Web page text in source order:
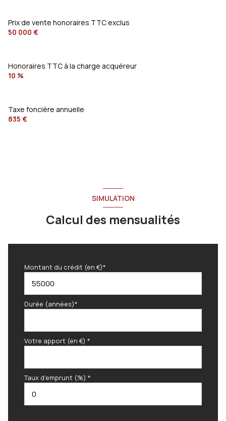
Prix de vente honoraires TTC exclus
50 000 €
Honoraires TTC à la charge acquéreur
10 %
Taxe foncière annuelle
835 €
SIMULATION
Calcul des mensualités
Montant du crédit (en €)*
Durée (années)*
Votre apport (en €) *
Taux d'emprunt (%) *